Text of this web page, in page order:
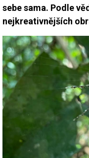
sebe sama. Podle
nejkreativnějších